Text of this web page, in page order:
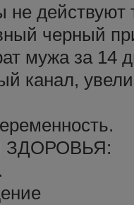
не
черный
мужа за 14
канал,
ЗДОРОВЬЯ: